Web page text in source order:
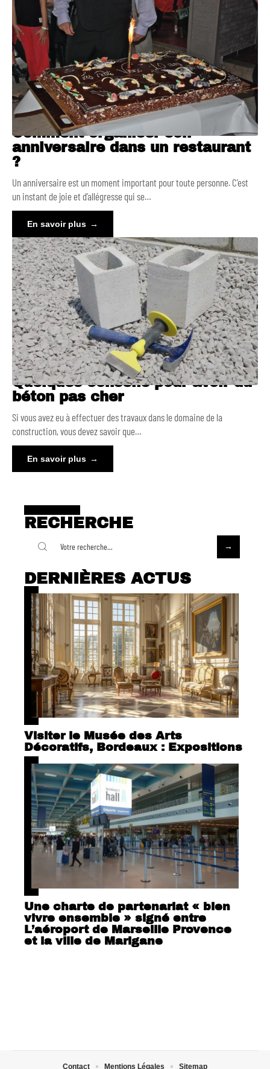
Comment organiser son
anniversaire dans un restaurant
?
Un anniversaire est un moment important pour toute personne. C’est
un instant de joie et d’allégresse qui se…
En savoir plus
Quelques conseils pour avoir du
béton pas cher
Si vous avez eu à effectuer des travaux dans le domaine de la
construction, vous devez savoir que…
En savoir plus
RECHERCHE
DERNIÈRES ACTUS
Visiter le Musée des Arts
Décoratifs, Bordeaux : Expositions
Une charte de partenariat « bien
vivre ensemble » signé entre
L’aéroport de Marseille Provence
et la ville de Marigane
Contact Mentions Légales Sitemap